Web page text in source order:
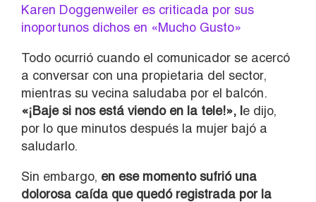
Karen Doggenweiler es criticada por sus
inoportunos dichos en «Mucho Gusto»
Todo ocurrió cuando el comunicador se acercó
a conversar con una propietaria del sector,
mientras su vecina saludaba por el balcón.
«¡Baje si nos está viendo en la tele!», le dijo,
por lo que minutos después la mujer bajó a
saludarlo.
Sin embargo, en ese momento sufrió una
dolorosa caída que quedó registrada por la